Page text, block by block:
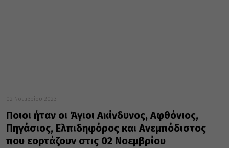
02 Νοεμβρίου 2023
Ποιοι ήταν οι Άγιοι Ακίνδυνος, Αφθόνιος,
Πηγάσιος, Ελπιδηφόρος και Ανεμπόδιστος
που εορτάζουν στις 02 Νοεμβρίου